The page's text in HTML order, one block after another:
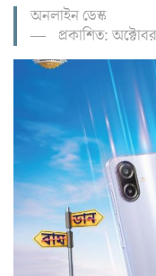
অনলাইন ডেস্ক
প্রকাশিত: